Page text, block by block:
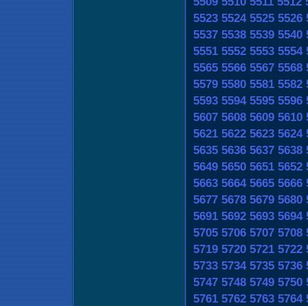
5523 5524 5525 5526
5537 5538 5539 5540
5551 5552 5553 5554
5565 5566 5567 5568
5579 5580 5581 5582
5593 5594 5595 5596
5607 5608 5609 5610
5621 5622 5623 5624
5635 5636 5637 5638
5649 5650 5651 5652
5663 5664 5665 5666
5677 5678 5679 5680
5691 5692 5693 5694
5705 5706 5707 5708
5719 5720 5721 5722
5733 5734 5735 5736
5747 5748 5749 5750
5761 5762 5763 5764